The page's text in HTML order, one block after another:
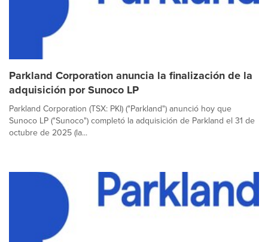
Parkland Corporation anuncia la finalización de la
adquisición por Sunoco LP
Parkland Corporation (TSX: PKI) ("Parkland") anunció hoy que
Sunoco LP ("Sunoco") completó la adquisición de Parkland el 31 de
octubre de 2025 (la...